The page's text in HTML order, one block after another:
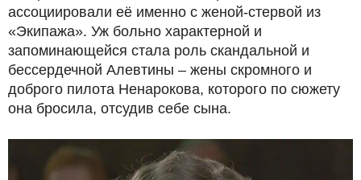
ассоциировали её именно с женой-стервой из
«Экипажа». Уж больно характерной и
запоминающейся стала роль скандальной и
бессердечной Алевтины – жены скромного и
доброго пилота Ненарокова, которого по сюжету
она бросила, отсудив себе сына.